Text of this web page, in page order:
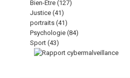
Bien-Etre (127)
Justice (41)
portraits (41)
Psychologie (84)
Sport (43)